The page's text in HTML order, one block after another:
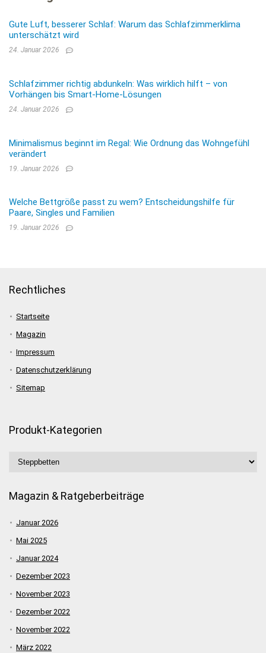
Gute Luft, besserer Schlaf: Warum das Schlafzimmerklima
unterschätzt wird
24. Januar 2026
Schlafzimmer richtig abdunkeln: Was wirklich hilft – von
Vorhängen bis Smart-Home-Lösungen
24. Januar 2026
Minimalismus beginnt im Regal: Wie Ordnung das Wohngefühl
verändert
19. Januar 2026
Welche Bettgröße passt zu wem? Entscheidungshilfe für
Paare, Singles und Familien
19. Januar 2026
Rechtliches
Startseite
Magazin
Impressum
Datenschutzerklärung
Sitemap
Produkt-Kategorien
Magazin & Ratgeberbeiträge
Januar 2026
Mai 2025
Januar 2024
Dezember 2023
November 2023
Dezember 2022
November 2022
März 2022